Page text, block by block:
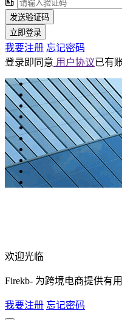
发送验证码
立即登录
我要注册 忘记密码
登录即同意 用户协议已有
欢迎光临
Firekb- 为跨境电商提供有
我要注册 忘记密码